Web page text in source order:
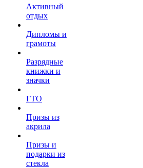
Активный
отдых
Дипломы и
грамоты
Разрядные
книжки и
значки
ГТО
Призы из
акрила
Призы и
подарки из
стекла